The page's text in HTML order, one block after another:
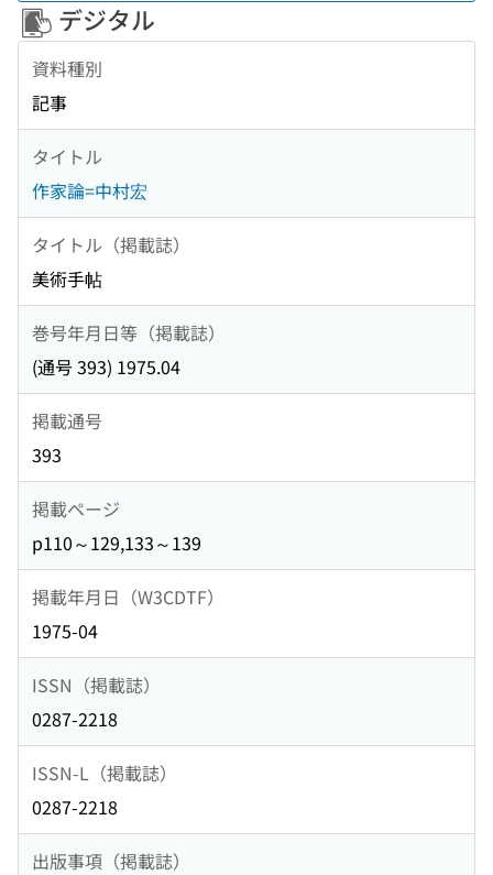
デジタル
資料種別
記事
タイトル
作家論=中村宏
タイトル（掲載誌）
美術手帖
巻号年月日等（掲載誌）
(通号 393) 1975.04
掲載通号
393
掲載ページ
p110～129,133～139
掲載年月日（W3CDTF）
1975-04
ISSN（掲載誌）
0287-2218
ISSN-L（掲載誌）
0287-2218
出版事項（掲載誌）